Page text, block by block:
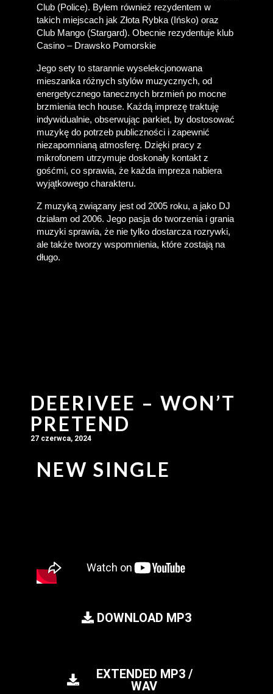
Club (Police). Byłem również rezydentem w
takich miejscach jak Złota Rybka (Ińsko) oraz
Club Mango (Stargard). Obecnie rezydentuje klub
Casino – Drawsko Pomorskie
Jego sety to starannie wyselekcjonowana
mieszanka różnych stylów muzycznych, od
energetycznego tanecznych brzmień po mocne
brzmienia tech house. Każdą imprezę traktuję
indywidualnie, obserwując parkiet, by dostosować
muzykę do potrzeb publiczności i zapewnić
niezapomnianą atmosferę. Dzięki pracy z
mikrofonem utrzymuje doskonały kontakt z
gośćmi, co sprawia, że każda impreza nabiera
wyjątkowego charakteru.
Z muzyką związany jest od 2005 roku, a jako DJ
działam od 2006. Jego pasja do tworzenia i grania
muzyki sprawia, że nie tylko dostarcza rozrywki,
ale także tworzy wspomnienia, które zostają na
długo.
DEERIVEE – WON’T
PRETEND
27 czerwca, 2024
NEW SINGLE
DOWNLOAD MP3
EXTENDED MP3 /
WAV